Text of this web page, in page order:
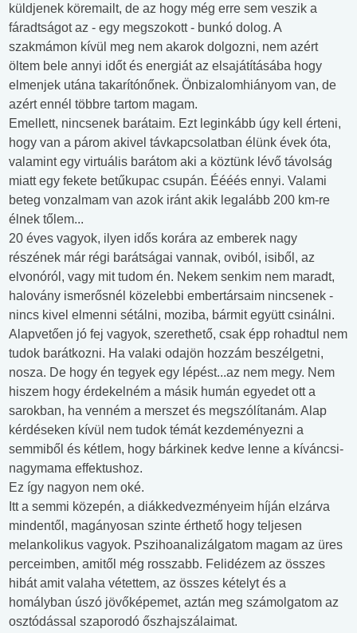
küldjenek köremailt, de az hogy még erre sem veszik a
fáradtságot az - egy megszokott - bunkó dolog. A
szakmámon kívül meg nem akarok dolgozni, nem azért
öltem bele annyi időt és energiát az elsajátításába hogy
elmenjek utána takarítónőnek. Önbizalomhiányom van, de
azért ennél többre tartom magam.
Emellett, nincsenek barátaim. Ezt leginkább úgy kell érteni,
hogy van a párom akivel távkapcsolatban élünk évek óta,
valamint egy virtuális barátom aki a köztünk lévő távolság
miatt egy fekete betűkupac csupán. Éééés ennyi. Valami
beteg vonzalmam van azok iránt akik legalább 200 km-re
élnek tőlem...
20 éves vagyok, ilyen idős korára az emberek nagy
részének már régi barátságai vannak, oviból, isiből, az
elvonóról, vagy mit tudom én. Nekem senkim nem maradt,
halovány ismerősnél közelebbi embertársaim nincsenek -
nincs kivel elmenni sétálni, moziba, bármit együtt csinálni.
Alapvetően jó fej vagyok, szerethető, csak épp rohadtul nem
tudok barátkozni. Ha valaki odajön hozzám beszélgetni,
nosza. De hogy én tegyek egy lépést...az nem megy. Nem
hiszem hogy érdekelném a másik humán egyedet ott a
sarokban, ha venném a merszet és megszólítanám. Alap
kérdéseken kívül nem tudok témát kezdeményezni a
semmiből és kétlem, hogy bárkinek kedve lenne a kíváncsi-
nagymama effektushoz.
Ez így nagyon nem oké.
Itt a semmi közepén, a diákkedvezményeim híján elzárva
mindentől, magányosan szinte érthető hogy teljesen
melankolikus vagyok. Pszihoanalizálgatom magam az üres
perceimben, amitől még rosszabb. Felidézem az összes
hibát amit valaha vétettem, az összes kételyt és a
homályban úszó jövőképemet, aztán meg számolgatom az
osztódással szaporodó őszhajszálaimat.